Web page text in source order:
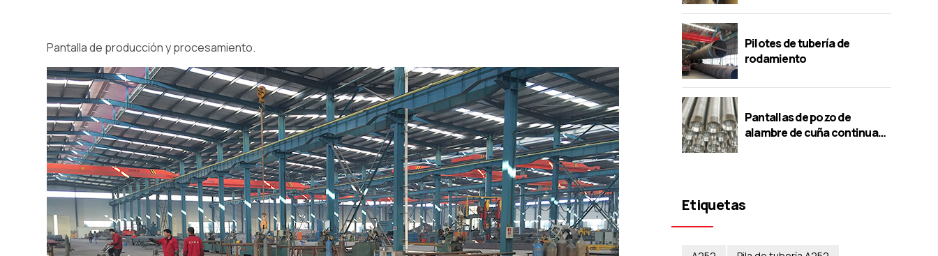
Pantalla de producción y procesamiento.
Pilotes de tubería de
rodamiento
Pantallas de pozo de
alambre de cuña continua
Etiquetas